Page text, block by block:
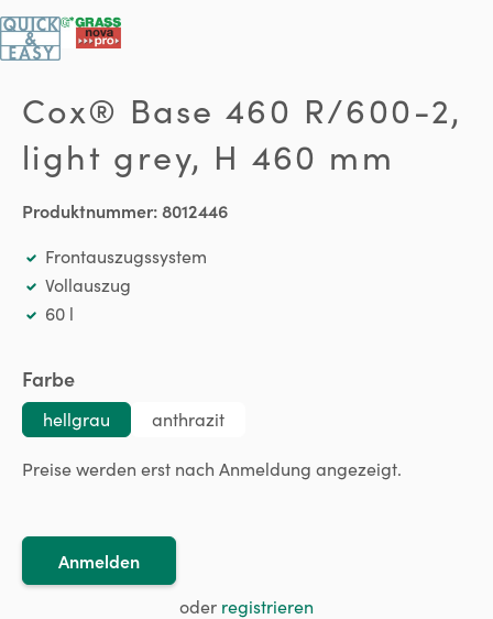
Cox® Base 460 R/600-2,
light grey, H 460 mm
Produktnummer:8012446
Frontauszugssystem
Vollauszug
60 l
Farbeauswählen
hellgrau anthrazit
Preise werden erst nach Anmeldung angezeigt.
Anmelden
oder registrieren